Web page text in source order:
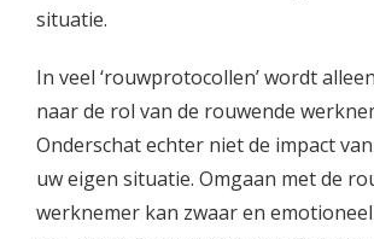
situatie.
In veel ‘rouwprotocollen’ wordt
naar de rol van de rouwende
Onderschat echter niet de impact
uw eigen situatie. Omgaan met de
werknemer kan zwaar en